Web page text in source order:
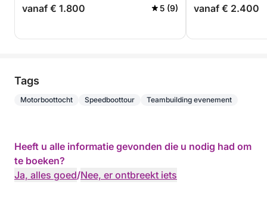
vanaf € 1.800 5 (9) vanaf € 2.400
Tags
Motorboottocht Speedboottour Teambuilding evenement
Heeft u alle informatie gevonden die u nodig had om
te boeken?
Ja, alles goed/Nee, er ontbreekt iets